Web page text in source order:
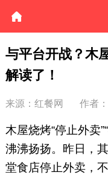
与平台开战？木
解读了！
来源：红餐网 作者
木屋烧烤“停止外卖
沸沸扬扬。昨日，
堂食店停止外卖，